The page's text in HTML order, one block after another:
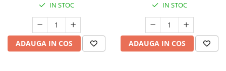
Crem
IN STOC
ADAUGA IN COS
Verde
IN STOC
ADAUGA IN COS